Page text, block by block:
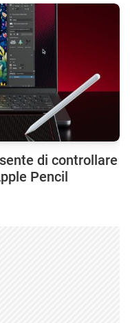
di controllare
Pencil